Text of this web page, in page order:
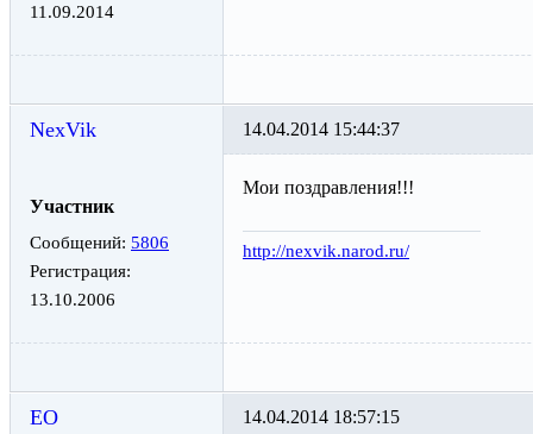
11.09.2014
NexVik
Участник
Сообщений: 5806
Регистрация:
13.10.2006
14.04.2014 15:44:37
Мои поздравления!!!
http://nexvik.narod.ru/
ЕО 14.04.2014 18:57:15